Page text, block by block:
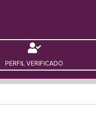
PERFIL VERIFICADO